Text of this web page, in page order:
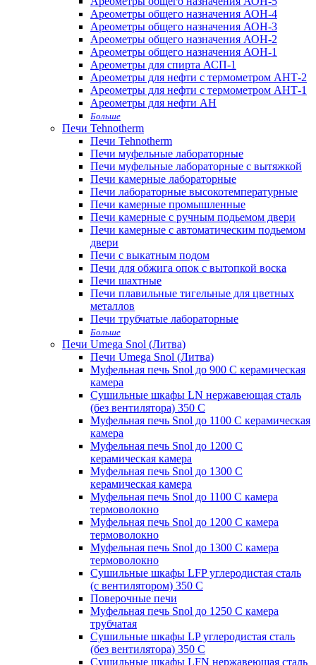
Ареометры общего назначения АОН-4
Ареометры общего назначения АОН-3
Ареометры общего назначения АОН-2
Ареометры общего назначения АОН-1
Ареометры для спирта АСП-1
Ареометры для нефти с термометром АНТ-2
Ареометры для нефти с термометром АНТ-1
Ареометры для нефти АН
Больше
Печи Tehnotherm
Печи Tehnotherm
Печи муфельные лабораторные
Печи муфельные лабораторные с вытяжкой
Печи камерные лабораторные
Печи лабораторные высокотемпературные
Печи камерные промышленные
Печи камерные с ручным подьемом двери
Печи камерные с автоматическим подьемом
двери
Печи с выкатным подом
Печи для обжига опок с вытопкой воска
Печи шахтные
Печи плавильные тигельные для цветных
металлов
Печи трубчатые лабораторные
Больше
Печи Umega Snol (Литва)
Печи Umega Snol (Литва)
Муфельная печь Snol до 900 С керамическая
камера
Сушильные шкафы LN нержавеющая сталь
(без вентилятора) 350 С
Муфельная печь Snol до 1100 С керамическая
камера
Муфельная печь Snol до 1200 С
керамическая камера
Муфельная печь Snol до 1300 С
керамическая камера
Муфельная печь Snol до 1100 С камера
термоволокно
Муфельная печь Snol до 1200 С камера
термоволокно
Муфельная печь Snol до 1300 С камера
термоволокно
Сушильные шкафы LFP углеродистая сталь
(с вентилятором) 350 С
Поверочные печи
Муфельная печь Snol до 1250 С камера
трубчатая
Сушильные шкафы LP углеродистая сталь
(без вентилятора) 350 С
Сушильные шкафы LFN нержавеющая сталь